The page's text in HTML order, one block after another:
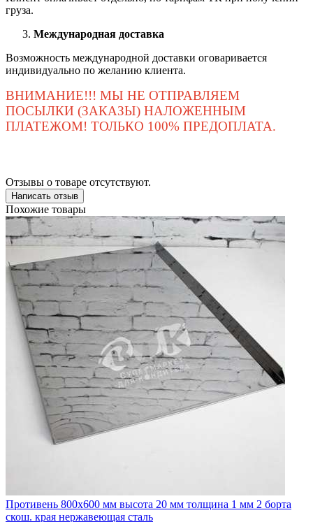
груза.
Международная доставка
Возможность международной доставки оговаривается
индивидуально по желанию клиента.
ВНИМАНИЕ!!! МЫ НЕ ОТПРАВЛЯЕМ
ПОСЫЛКИ (ЗАКАЗЫ) НАЛОЖЕННЫМ
ПЛАТЕЖОМ! ТОЛЬКО 100% ПРЕДОПЛАТА.
Отзывы о товаре отсутствуют.
Написать отзыв
Похожие товары
Противень 800х600 мм высота 20 мм толщина 1 мм 2 борта
скош. края нержавеющая сталь